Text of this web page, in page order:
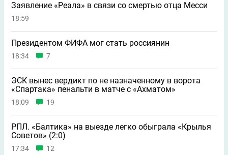
Заявление «Реала» в связи со смертью отца Месси
18:59
Президентом ФИФА мог стать россиянин
18:34 7
ЭСК вынес вердикт по не назначенному в ворота
«Спартака» пенальти в матче с «Ахматом»
18:09 19
РПЛ. «Балтика» на выезде легко обыграла «Крылья
Советов» (2:0)
17:34 12